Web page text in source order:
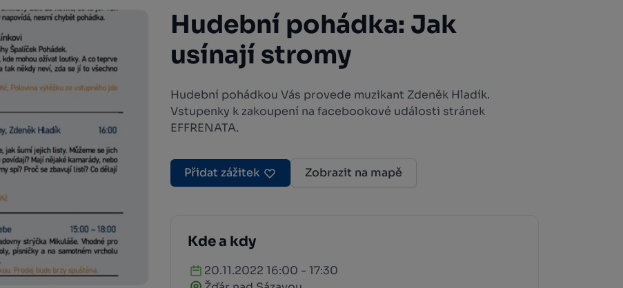
Hudební pohádka: Jak
usínají stromy
Hudební pohádkou Vás provede muzikant Zdeněk Hladík.
Vstupenky k zakoupení na facebookové události stránek
EFFRENATA.
Přidat zážitek Zobrazit na mapě
Kde a kdy
20.11.2022 16:00 - 17:30